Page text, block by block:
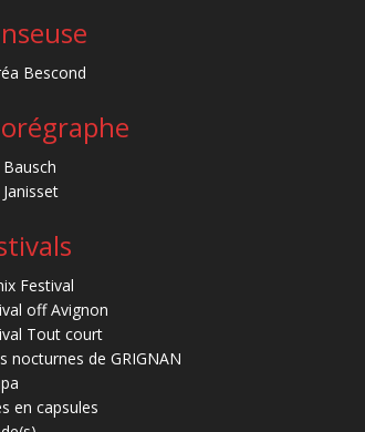
Bescond
Bausch
Janisset
Festival
off Avignon
Tout court
nocturnes de GRIGNAN
en capsules